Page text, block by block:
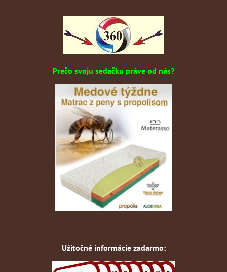
Prečo svoju sedačku práve od nás?
Užitočné informácie zadarmo: